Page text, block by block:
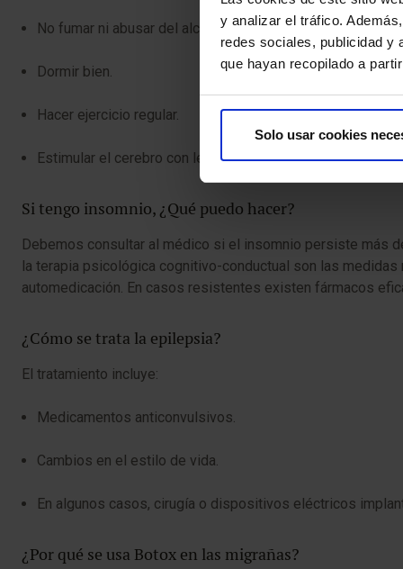
y analizar el tráfico.
redes sociales, publicidad y
que hayan recopilado a
Solo usar cookies
No fumar ni abusar del alcohol.
Dormir bien.
Hacer ejercicio regular.
Estimular el cerebro con lectura, juegos mentales o
Si tengo insomnio, ¿Qué puedo hacer?
Debemos consultar al médico si el insomnio persiste más
la terapia psicológica cognitivo-conductual son las
automedicación. En casos resistentes existen fármacos
¿Cómo se trata la epilepsia?
El tratamiento incluye:
Medicamentos anticonvulsivos.
Cambios en el estilo de vida.
En algunos casos, cirugía o dispositivos eléctricos
¿Por qué se usa Botox en las migrañas?